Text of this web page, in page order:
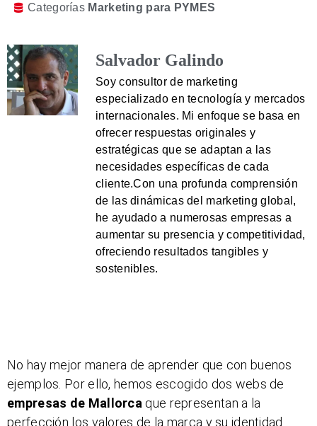
Categorías Marketing para PYMES
Salvador Galindo
Soy consultor de marketing
especializado en tecnología y mercados
internacionales. Mi enfoque se basa en
ofrecer respuestas originales y
estratégicas que se adaptan a las
necesidades específicas de cada
cliente.Con una profunda comprensión
de las dinámicas del marketing global,
he ayudado a numerosas empresas a
aumentar su presencia y competitividad,
ofreciendo resultados tangibles y
sostenibles.
No hay mejor manera de aprender que con buenos
ejemplos. Por ello, hemos escogido dos webs de
empresas de Mallorca que representan a la
perfección los valores de la marca y su identidad